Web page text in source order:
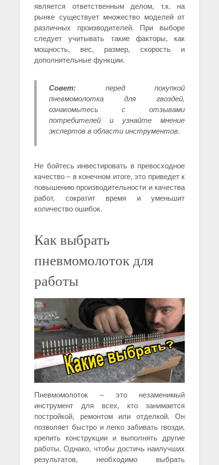
является ответственным делом, т.к. на
рынке существует множество моделей от
различных производителей. При выборе
следует учитывать такие факторы, как
мощность, вес, размер, скорость и
дополнительные функции.
Совет: перед покупкой
пневмомолотка для гвоздей,
ознакомьтесь с отзывами
потребителей и узнайте мнение
экспертов в области инструментов.
Не бойтесь инвестировать в превосходное
качество – в конечном итоге, это приведет к
повышению производительности и качества
работ, сократит время и уменьшит
количество ошибок.
Как выбрать
пневмомолоток для
работы
Пневмомолоток – это незаменимый
инструмент для всех, кто занимается
постройкой, ремонтом или отделкой. Он
позволяет быстро и легко забивать гвозди,
крепить конструкции и выполнять другие
работы. Однако, чтобы достичь наилучших
результатов, необходимо выбрать